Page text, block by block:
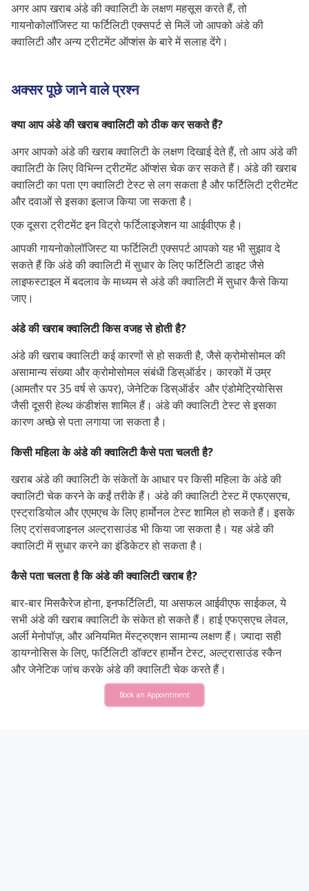
अगर आप खराब अंडे की क्वालिटी के लक्षण महसूस करते हैं, तो
गायनोकोलॉजिस्ट या फर्टिलिटी एक्सपर्ट से मिलें जो आपको अंडे की
क्वालिटी और अन्य ट्रीटमेंट ऑप्शंस के बारे में सलाह देंगे।
अक्सर पूछे जाने वाले प्रश्न
क्या आप अंडे की खराब क्वालिटी को ठीक कर सकते हैं?
अगर आपको अंडे की खराब क्वालिटी के लक्षण दिखाई देते हैं, तो आप अंडे की
क्वालिटी के लिए विभिन्न ट्रीटमेंट ऑप्शंस चेक कर सकते हैं। अंडे की खराब
क्वालिटी का पता एग क्वालिटी टेस्ट से लग सकता है और फर्टिलिटी ट्रीटमेंट
और दवाओं से इसका इलाज किया जा सकता है।
एक दूसरा ट्रीटमेंट इन विट्रो फर्टिलाइजेशन या आईवीएफ है।
आपकीगायनोकोलॉजिस्टया फर्टिलिटी एक्सपर्ट आपको यह भी सुझाव दे
सकते हैं कि अंडे की क्वालिटी में सुधार के लिए फर्टिलिटी डाइट जैसे
लाइफस्टाइल में बदलाव के माध्यम से अंडे की क्वालिटी में सुधार कैसे किया
जाए।
अंडे की खराब क्वालिटी किस वजह से होती है?
अंडे की खराब क्वालिटी कई कारणों से हो सकती है, जैसे क्रोमोसोमल की
असामान्य संख्या और क्रोमोसोमल संबंधी डिस्ऑर्डर। कारकों में उम्र
(आमतौर पर 35 वर्ष से ऊपर), जेनेटिक डिस्ऑर्डर और एंडोमेट्रियोसिस
जैसी दूसरी हेल्थ कंडीशंस शामिल हैं। अंडे की क्वालिटी टेस्ट से इसका
कारण अच्छे से पता लगाया जा सकता है।
किसी महिला के अंडे की क्वालिटी कैसे पता चलती है?
खराब अंडे की क्वालिटी के संकेतों के आधार पर किसी महिला के अंडे की
क्वालिटी चेक करने के कईं तरीके हैं। अंडे की क्वालिटी टेस्ट में एफएसएच,
एस्ट्राडियोल और एएमएच के लिए हार्मोनल टेस्ट शामिल हो सकते हैं। इसके
लिए ट्रांसवजाइनल अल्ट्रासाउंड भी किया जा सकता है। यह अंडे की
क्वालिटी में सुधार करने का इंडिकेटर हो सकता है।
कैसे पता चलता है कि अंडे की क्वालिटी खराब है?
बार-बार मिसकैरेज होना, इनफर्टिलिटी, या असफल आईवीएफ साईकल, ये
सभी अंडे की खराब क्वालिटी के संकेत हो सकते हैं। हाई एफएसएच लेवल,
अर्ली मेनोपॉज़, और अनियमित मेंस्ट्रुएशन सामान्य लक्षण हैं। ज्यादा सही
डायग्नोसिस के लिए, फर्टिलिटी डॉक्टर हार्मोन टेस्ट, अल्ट्रासाउंड स्कैन
और जेनेटिक जांच करके अंडे की क्वालिटी चेक करते हैं।
Book an Appointment